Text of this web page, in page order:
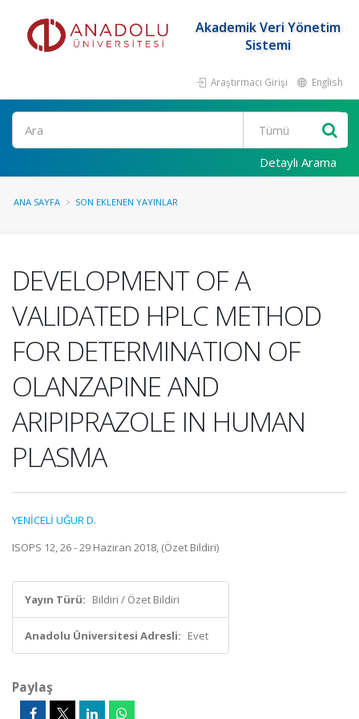
Akademik Veri Yönetim
Sistemi
Araştırmacı Girişi English
Ara
Detaylı Arama
ANA SAYFA SON EKLENEN YAYINLAR
DEVELOPMENT OF A
VALIDATED HPLC METHOD
FOR DETERMINATION OF
OLANZAPINE AND
ARIPIPRAZOLE IN HUMAN
PLASMA
YENİCELİ UĞUR D.
ISOPS 12, 26 - 29 Haziran 2018, (Özet Bildiri)
Yayın Türü: Bildiri / Özet Bildiri
Anadolu Üniversitesi Adresli: Evet
Paylaş